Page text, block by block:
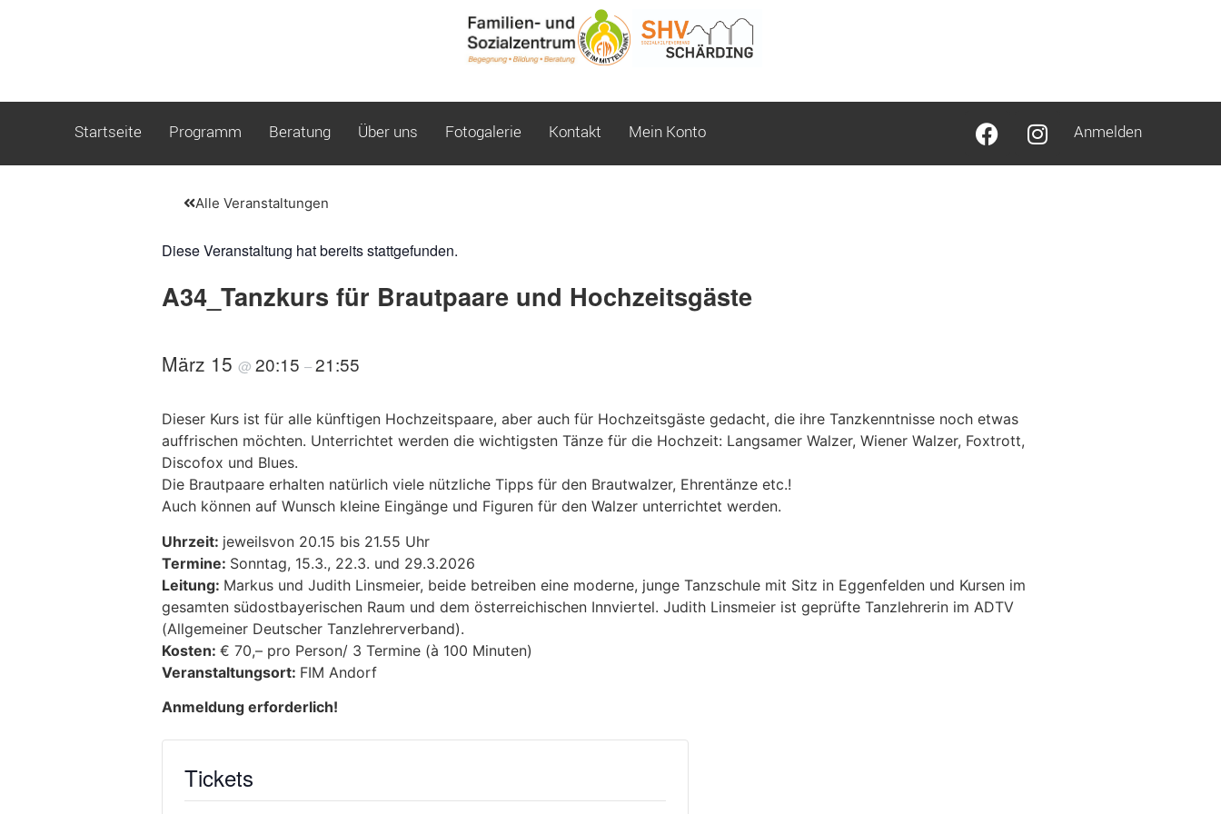
Startseite Programm Beratung Über uns Fotogalerie Kontakt Mein Konto Anmelden
Alle Veranstaltungen
Diese Veranstaltung hat bereits stattgefunden.
A34_Tanzkurs für Brautpaare und Hochzeitsgäste
März 15 @ 20:15 –21:55
Dieser Kurs ist für alle künftigen Hochzeitspaare, aber auch für Hochzeitsgäste gedacht, die ihre Tanzkenntnisse noch etwas
auffrischen möchten. Unterrichtet werden die wichtigsten Tänze für die Hochzeit: Langsamer Walzer, Wiener Walzer, Foxtrott,
Discofox und Blues.
Die Brautpaare erhalten natürlich viele nützliche Tipps für den Brautwalzer, Ehrentänze etc.!
Auch können auf Wunsch kleine Eingänge und Figuren für den Walzer unterrichtet werden.
Uhrzeit: jeweilsvon 20.15 bis 21.55 Uhr
Termine: Sonntag, 15.3., 22.3. und 29.3.2026
Leitung: Markus und Judith Linsmeier, beide betreiben eine moderne, junge Tanzschule mit Sitz in Eggenfelden und Kursen im
gesamten südostbayerischen Raum und dem österreichischen Innviertel. Judith Linsmeier ist geprüfte Tanzlehrerin im ADTV
(Allgemeiner Deutscher Tanzlehrerverband).
Kosten: € 70,– pro Person/ 3 Termine (à 100 Minuten)
Veranstaltungsort: FIM Andorf
Anmeldung erforderlich!
Tickets